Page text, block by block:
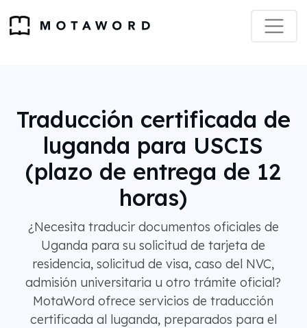
Traducción certificada de
luganda para USCIS
(plazo de entrega de 12
horas)
¿Necesita traducir documentos oficiales de
Uganda para su solicitud de tarjeta de
residencia, solicitud de visa, caso del NVC,
admisión universitaria u otro trámite oficial?
MotaWord ofrece servicios de traducción
certificada al luganda, preparados para el